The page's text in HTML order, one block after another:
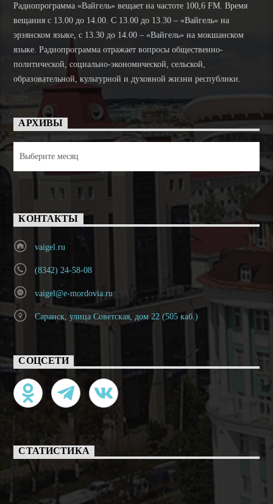
Радиопрограмма «Вайгель» вещает на частоте 100,6 FM. Время
вещания с 13.00 до 14.00. C 13.00 до 13.30 – «Вайгель» на
эрзянском языке, с 13.30 до 14.00 – «Вайгель» на мокшанском
языке. Радиопрограмма отражает вопросы общественно-
политической, социально-экономической, сельской,
образовательной, культурной и духовной жизни республики.
АРХИВЫ
КОНТАКТЫ
vaigel.ru
(8342) 24-58-08
vaigel@e-mordovia.ru
Саранск, улица Советская, дом 22 (505 каб.)
СОЦСЕТИ
СТАТИСТИКА